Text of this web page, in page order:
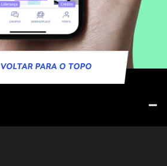
VOLTAR PARA O TOPO